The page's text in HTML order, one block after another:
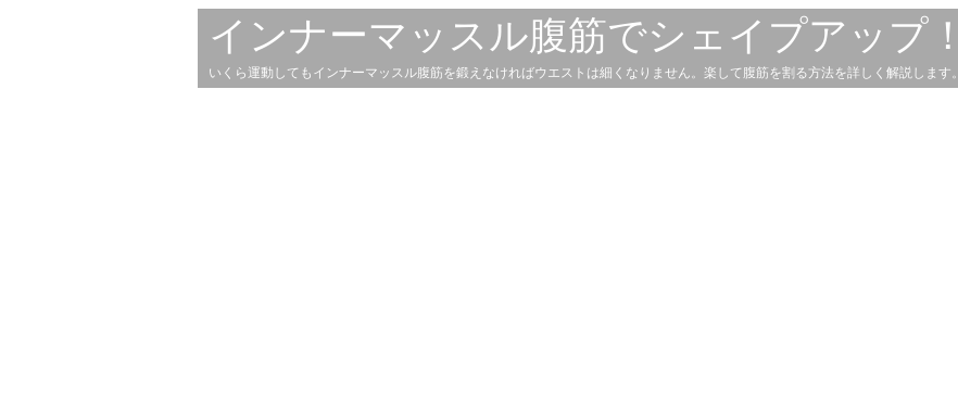
インナーマッスル腹筋でシェイプアップ！
いくら運動してもインナーマッスル腹筋を鍛えなければウエストは細くなりません。楽して腹筋を割る方法を詳しく解説します。